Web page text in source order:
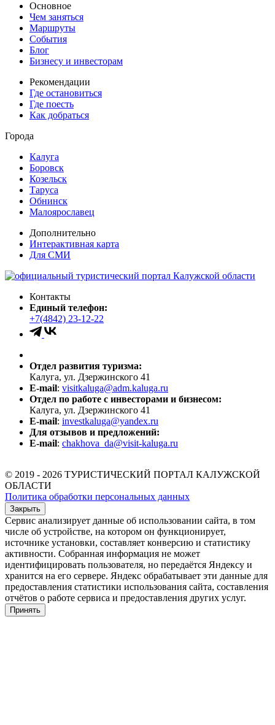
Основное
Чем заняться
Маршруты
События
Блог
Бизнесу и инвесторам
Рекомендации
Где остановиться
Где поесть
Как добраться
Города
Калуга
Боровск
Козельск
Таруса
Обнинск
Малоярославец
Дополнительно
Интерактивная карта
Для СМИ
Контакты
Единый телефон:
+7(4842) 23-12-22
Отдел развития туризма:
Калуга, ул. Дзержинского 41
E-mail: visitkaluga@adm.kaluga.ru
Отдел по работе с инвесторами и бизнесом:
Калуга, ул. Дзержинского 41
E-mail: investkaluga@yandex.ru
Для отзывов и предложений:
E-mail: chakhova_da@visit-kaluga.ru
© 2019 - 2026 ТУРИСТИЧЕСКИЙ ПОРТАЛ КАЛУЖСКОЙ
ОБЛАСТИ
Политика обработки персональных данных
Закрыть
Сервис анализирует данные об использовании сайта, в том
числе об устройстве, на котором он функционирует,
источнике установки, составляет конверсию и статистику
активности. Собранная информация не может
идентифицировать пользователя, но передаётся Яндексу и
хранится на его сервере. Яндекс обрабатывает эти данные для
предоставления статистики использования сайта, составления
отчётов о работе сервиса и предоставления других услуг.
Принять